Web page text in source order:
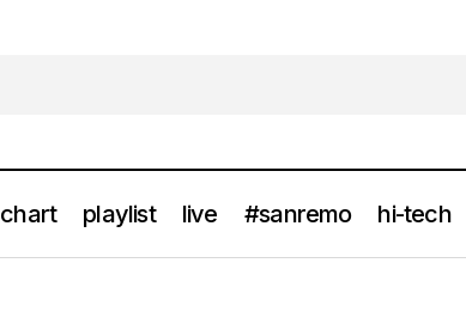
chart playlist live #sanremo hi-tech